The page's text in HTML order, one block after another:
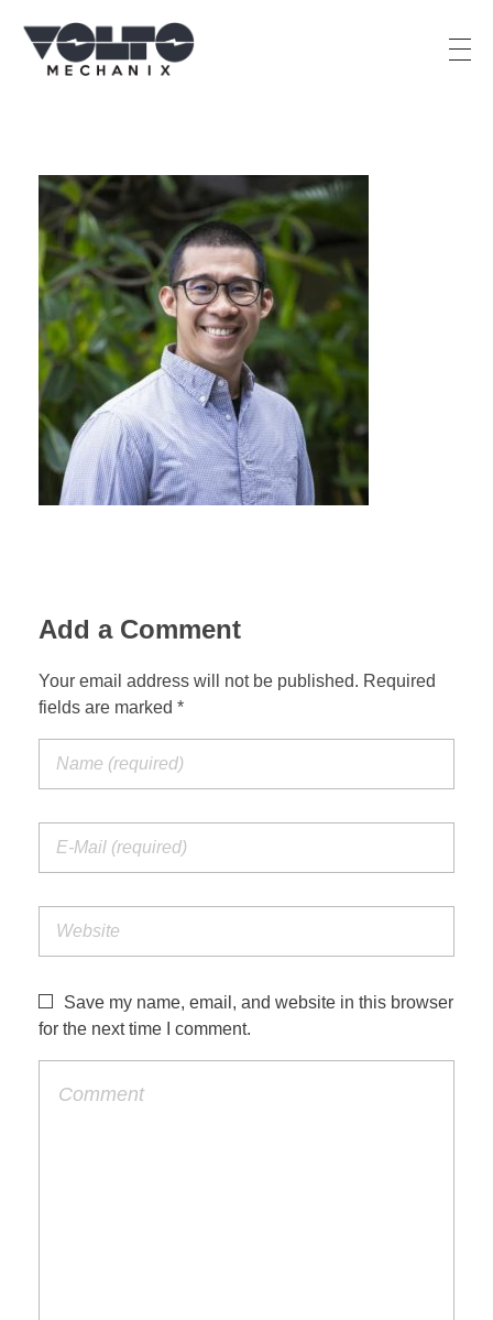
Add a Comment
Your email address will not be published. Required
fields are marked *
Save my name, email, and website in this browser
for the next time I comment.